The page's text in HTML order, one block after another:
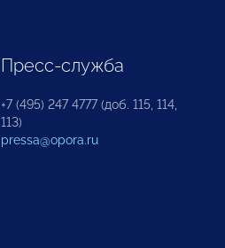
Пресс-служба
+7 (495) 247 4777 (доб. 115, 114,
113)
pressa@opora.ru